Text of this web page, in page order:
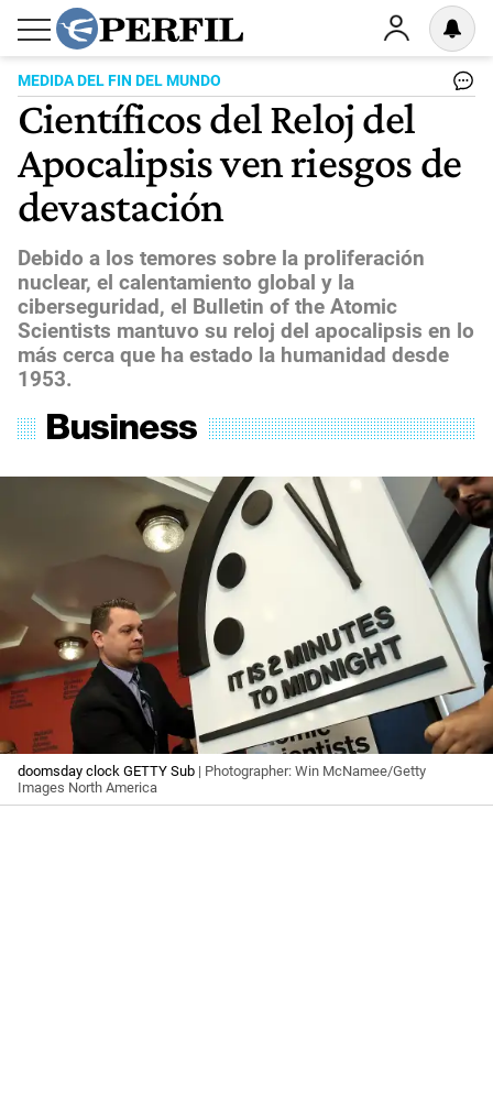
MEDIDA DEL FIN DEL MUNDO
Científicos del Reloj del
Apocalipsis ven riesgos de
devastación
Debido a los temores sobre la proliferación
nuclear, el calentamiento global y la
ciberseguridad, el Bulletin of the Atomic
Scientists mantuvo su reloj del apocalipsis en lo
más cerca que ha estado la humanidad desde
1953.
doomsday clock GETTY Sub | Photographer: Win McNamee/Getty
Images North America